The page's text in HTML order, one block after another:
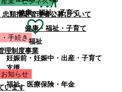
健康・福祉・子育て
健康・福祉・子育て
妊娠前・妊娠中・出産・子育て
支援
福祉
医療保険・年金
類指定管理者公募について
手続き
理制度事業
知らせ
います
福祉